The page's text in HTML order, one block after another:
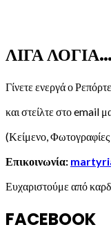
ΛΙΓΑ ΛΟΓΙΑ…
Γίνετε ενεργά ο
και στείλτε στο email
(Κείμενο, Φωτογραφίες
Επικοινωνία:
Ευχαριστούμε από
FACEBOOK